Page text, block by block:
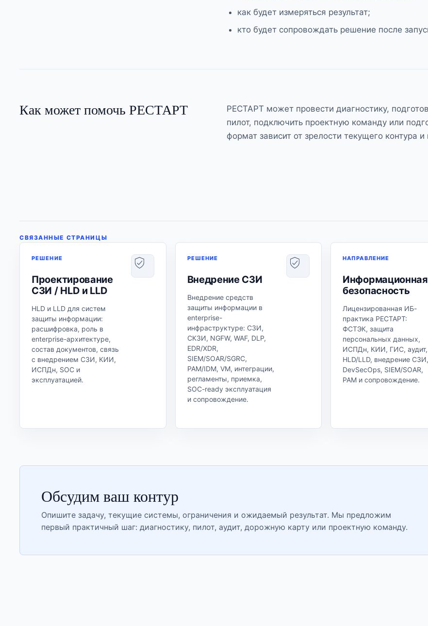
как будет измеряться результат;
кто будет сопровождать решение после
Как может помочь РЕСТАРТ
РЕСТАРТ может провести диагностику,
пилот, подключить проектную команду или
формат зависит от зрелости текущего контура и
СВЯЗАННЫЕ СТРАНИЦЫ
РЕШЕНИЕ
Проектирование
СЗИ / HLD и LLD
HLD и LLD для систем
защиты информации:
расшифровка, роль в
enterprise-архитектуре,
состав документов, связь
с внедрением СЗИ, КИИ,
ИСПДн, SOC и
эксплуатацией.
РЕШЕНИЕ
Внедрение СЗИ
Внедрение средств
защиты информации в
enterprise-
инфраструктуре: СЗИ,
СКЗИ, NGFW, WAF, DLP,
EDR/XDR,
SIEM/SOAR/SGRC,
PAM/IDM, VM, интеграции,
регламенты, приемка,
SOC-ready эксплуатация
и сопровождение.
НАПРАВЛЕНИЕ
Информационная
безопасность
Лицензированная ИБ-
практика РЕСТАРТ:
ФСТЭК, защита
персональных данных,
ИСПДн, КИИ, ГИС, аудит,
HLD/LLD, внедрение СЗИ,
DevSecOps, SIEM/SOAR,
PAM и сопровождение.
Обсудим ваш контур
Опишите задачу, текущие системы, ограничения и ожидаемый результат. Мы предложим
первый практичный шаг: диагностику, пилот, аудит, дорожную карту или проектную команду.